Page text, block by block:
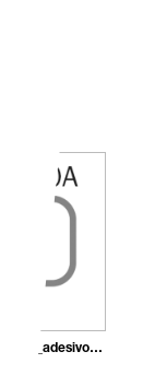
Installazione_con_adesivo_in_pasta